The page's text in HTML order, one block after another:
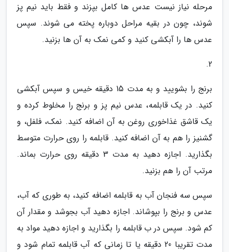
مرحله نیاز نیست عدس ها کامل بپزند و فقط باید نیم پز
شوند، چون در بقیه مراحل دوباره پخته می شوند. سپس
عدس ها را آبکشی کنید و کمی نمک به آن ها بزنید.
2.
برنج را بشویید و به مدت 15 دقیقه خیس و سپس آبکشی
کنید. در یک قابلمه، عدس نیم پز و برنج را مخلوط کرده و
یک قاشق غذاخوری روغن به آن اضافه کنید. نمک، فلفل، و
گشنیز را هم به آن اضافه کنید. قابلمه را روی حرارت متوسط
بگذارید. اجازه دهید به مدت 3 دقیقه روی حرارت بماند.
مرتب آن را هم بزنید.
سپس سه فنجان آب به قابلمه اضافه کنید، به طوری که آب،
عدس و برنج را بپوشاند. اجازه دهید آب بجوشد و مقدار آن
کم شود. سپس در ب قابلمه را بگذارید و اجازه دهید مواد به
مدت تقریبا 20 دقیقه یا تا زمانی که آب قابلمه تمام شود و